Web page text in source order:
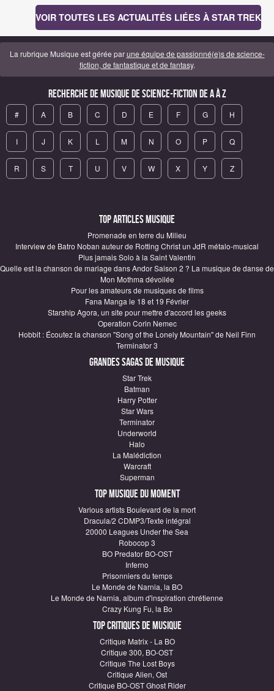
VOIR TOUTES LES ACTUALITÉS LIÉES À STAR TREK
La rubrique Musique est gérée parune équipe de passionné(e)s de science-
fiction, de fantastique et de fantasy.
Recherche de Musique de science-fiction de A à Z
# A B C D E F G H
I J K L M N O P Q
R S T U V W X Y Z
Top articles Musique
Promenade en terre du Milieu
Interview de Batro Noban auteur de Rotting Christ un JdR métalo-musical
Plus jamais Solo à la Saint Valentin
Quelle est la chanson de mariage dans Andor Saison 2 ? La musique de danse de
Mon Mothma dévoilée
Pour les amateurs de musiques de films
Fana Manga le 18 et 19 Février
Starship Agora, un site pour mettre d'accord les geeks
Operation Corin Nemec
Hobbit : Écoutez la chanson "Song of the Lonely Mountain" de Neil Finn
Terminator 3
Grandes sagas de Musique
Star Trek
Batman
Harry Potter
Star Wars
Terminator
Underworld
Halo
La Malédiction
Warcraft
Superman
Top Musique du moment
Various artists Boulevard de la mort
Dracula/2 CDMP3/Texte intégral
20000 Leagues Under the Sea
Robocop 3
BO Predator BO-OST
Inferno
Prisonniers du temps
Le Monde de Narnia, la BO
Le Monde de Narnia, album d'inspiration chrétienne
Crazy Kung Fu, la Bo
Top critiques de Musique
Critique Matrix - La BO
Critique 300, BO-OST
Critique The Lost Boys
Critique Alien, Ost
Critique BO-OST Ghost Rider